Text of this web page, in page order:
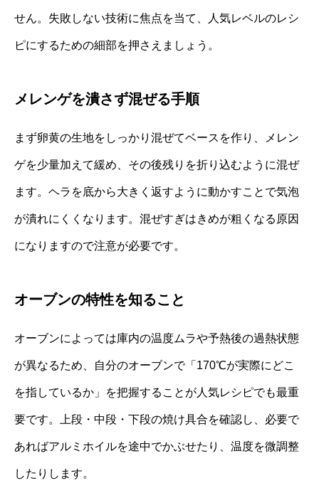
せん。失敗しない技術に焦点を当て、人気レベルのレシ
ピにするための細部を押さえましょう。
メレンゲを潰さず混ぜる手順
まず卵黄の生地をしっかり混ぜてベースを作り、メレン
ゲを少量加えて緩め、その後残りを折り込むように混ぜ
ます。ヘラを底から大きく返すように動かすことで気泡
が潰れにくくなります。混ぜすぎはきめが粗くなる原因
になりますので注意が必要です。
オーブンの特性を知ること
オーブンによっては庫内の温度ムラや予熱後の過熱状態
が異なるため、自分のオーブンで「170℃が実際にどこ
を指しているか」を把握することが人気レシピでも最重
要です。上段・中段・下段の焼け具合を確認し、必要で
あればアルミホイルを途中でかぶせたり、温度を微調整
したりします。